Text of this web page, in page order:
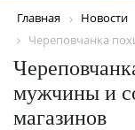
Главная Новости
Череповчанка
мужчины и
магазинов